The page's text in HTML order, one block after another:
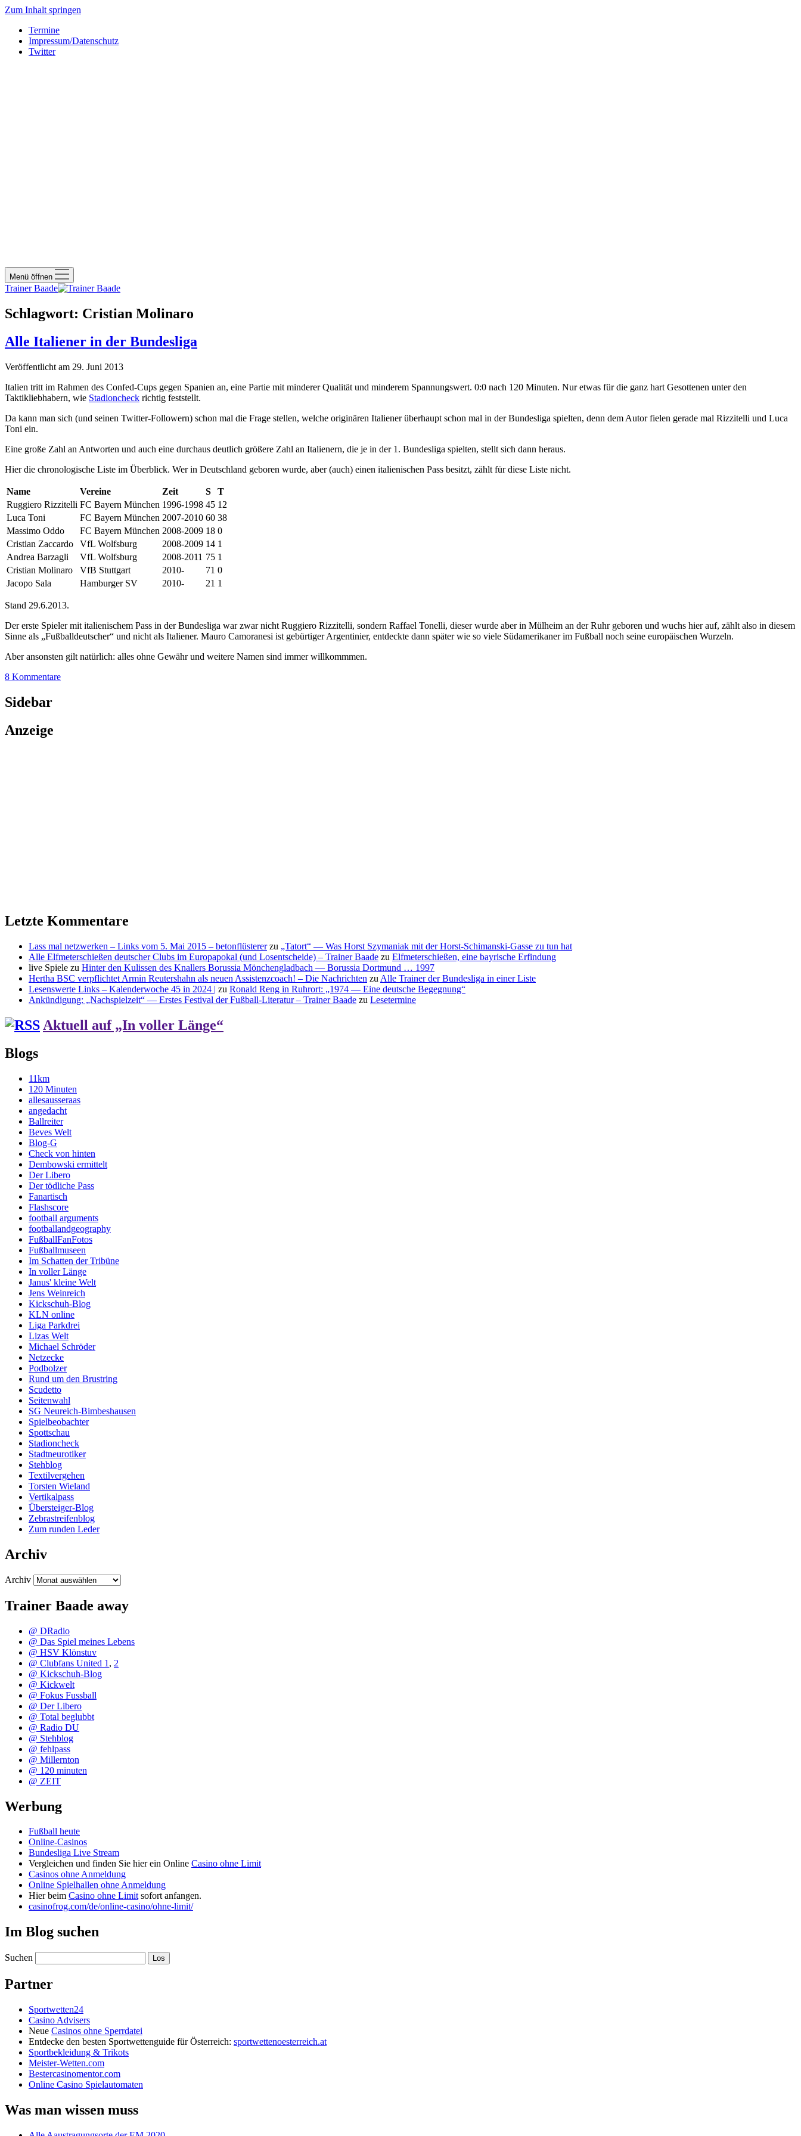
Zum Inhalt springen
Termine
Impressum/Datenschutz
Twitter
Menü öffnen
Trainer Baade
Schlagwort: Cristian Molinaro
Alle Italiener in der Bundesliga
Veröffentlicht am 29. Juni 2013
Italien tritt im Rahmen des Confed-Cups gegen Spanien an, eine Partie mit minderer Qualität und minderem Spannungswert. 0:0 nach 120 Minuten. Nur etwas für die ganz hart Gesottenen unter den
Taktikliebhabern, wie Stadioncheck richtig feststellt.
Da kann man sich (und seinen Twitter-Followern) schon mal die Frage stellen, welche originären Italiener überhaupt schon mal in der Bundesliga spielten, denn dem Autor fielen gerade mal Rizzitelli und Luca
Toni ein.
Eine große Zahl an Antworten und auch eine durchaus deutlich größere Zahl an Italienern, die je in der 1. Bundesliga spielten, stellt sich dann heraus.
Hier die chronologische Liste im Überblick. Wer in Deutschland geboren wurde, aber (auch) einen italienischen Pass besitzt, zählt für diese Liste nicht.
Name Vereine Zeit S
T
Ruggiero Rizzitelli FC Bayern München 1996-1998 45 12
Luca Toni
FC Bayern München 2007-2010 60 38
Massimo Oddo
FC Bayern München 2008-2009 18 0
Cristian Zaccardo
VfL Wolfsburg 2008-2009 14 1
Andrea Barzagli
VfL Wolfsburg 2008-2011 75 1
Cristian Molinaro
VfB Stuttgart 2010- 71 0
Jacopo Sala
Hamburger SV 2010- 21 1
Stand 29.6.2013.
Der erste Spieler mit italienischem Pass in der Bundesliga war zwar nicht Ruggiero Rizzitelli, sondern Raffael Tonelli, dieser wurde aber in Mülheim an der Ruhr geboren und wuchs hier auf, zählt also in diesem
Sinne als „Fußballdeutscher“ und nicht als Italiener. Mauro Camoranesi ist gebürtiger Argentinier, entdeckte dann später wie so viele Südamerikaner im Fußball noch seine europäischen Wurzeln.
Aber ansonsten gilt natürlich: alles ohne Gewähr und weitere Namen sind immer willkommmen.
8 Kommentare
Sidebar
Anzeige
Letzte Kommentare
Lass mal netzwerken – Links vom 5. Mai 2015 – betonflüstererzu „Tatort“ — Was Horst Szymaniak mit der Horst-Schimanski-Gasse zu tun hat
Alle Elfmeterschießen deutscher Clubs im Europapokal (und Losentscheide) – Trainer Baade zu Elfmeterschießen, eine bayrische Erfindung
live Spiele zu Hinter den Kulissen des Knallers Borussia Mönchengladbach — Borussia Dortmund … 1997
Hertha BSC verpflichtet Armin Reutershahn als neuen Assistenzcoach! – Die Nachrichten zu Alle Trainer der Bundesliga in einer Liste
Lesenswerte Links – Kalenderwoche 45 in 2024 | zu Ronald Reng in Ruhrort: „1974 — Eine deutsche Begegnung“
Ankündigung: „Nachspielzeit“ — Erstes Festival der Fußball-Literatur – Trainer Baade zu Lesetermine
Aktuell auf „In voller Länge“
Blogs
11km
120 Minuten
allesausseraas
angedacht
Ballreiter
Beves Welt
Blog-G
Check von hinten
Dembowski ermittelt
Der Libero
Der tödliche Pass
Fanartisch
Flashscore
football arguments
footballandgeography
FußballFanFotos
Fußballmuseen
Im Schatten der Tribüne
In voller Länge
Janus' kleine Welt
Jens Weinreich
Kickschuh-Blog
KLN online
Liga Parkdrei
Lizas Welt
Michael Schröder
Netzecke
Podbolzer
Rund um den Brustring
Scudetto
Seitenwahl
SG Neureich-Bimbeshausen
Spielbeobachter
Spottschau
Stadioncheck
Stadtneurotiker
Stehblog
Textilvergehen
Torsten Wieland
Vertikalpass
Übersteiger-Blog
Zebrastreifenblog
Zum runden Leder
Archiv
Archiv
Trainer Baade away
@ DRadio
@ Das Spiel meines Lebens
@ HSV Klönstuv
@ Clubfans United 1 , 2
@ Kickschuh-Blog
@ Kickwelt
@ Fokus Fussball
@ Der Libero
@ Total beglubbt
@ Radio DU
@ Stehblog
@ fehlpass
@ Millernton
@ 120 minuten
@ ZEIT
Werbung
Fußball heute
Online-Casinos
Bundesliga Live Stream
Vergleichen und finden Sie hier ein Online Casino ohne Limit
Casinos ohne Anmeldung
Online Spielhallen ohne Anmeldung
Hier beim Casino ohne Limitsofort anfangen.
casinofrog.com/de/online-casino/ohne-limit/
Im Blog suchen
Suchen
Partner
Sportwetten24
Casino Advisers
Neue Casinos ohne Sperrdatei
Entdecke den besten Sportwettenguide für Österreich: sportwettenoesterreich.at
Sportbekleidung & Trikots
Meister-Wetten.com
Bestercasinomentor.com
Online Casino Spielautomaten
Was man wissen muss